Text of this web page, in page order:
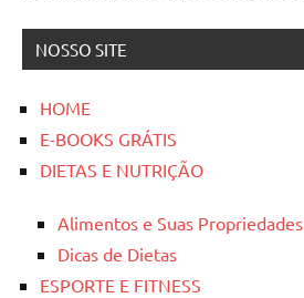
NOSSO SITE
HOME
E-BOOKS GRÁTIS
DIETAS E NUTRIÇÃO
Alimentos e Suas Propriedades
Dicas de Dietas
ESPORTE E FITNESS